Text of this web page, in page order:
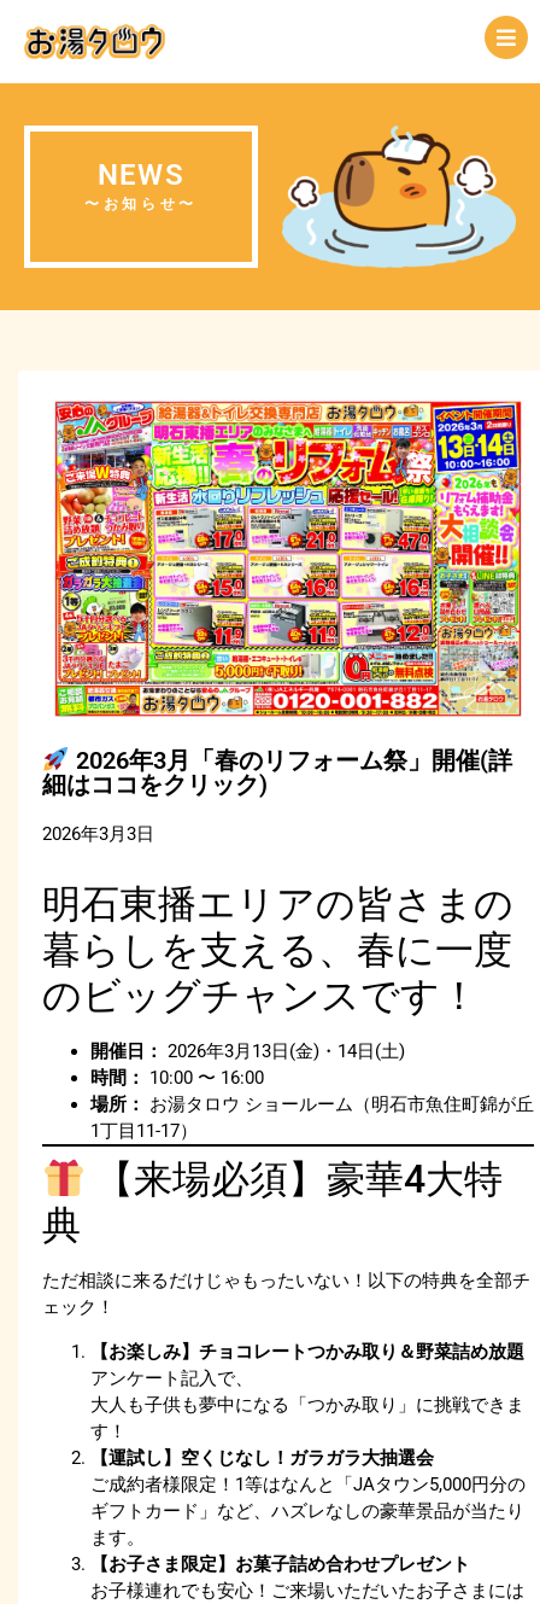
NEWS
〜お知らせ〜
2026年3月「春のリフォーム祭」開催(詳
細はココをクリック)
2026年3月3日
明石東播エリアの皆さまの
暮らしを支える、春に一度
のビッグチャンスです！
開催日： 2026年3月13日(金)・14日(土)
時間：
10:00 〜 16:00
場所：
お湯タロウ ショールーム（明石市魚住町錦が丘
1丁目11-17）
【来場必須】豪華4大特
典
ただ相談に来るだけじゃもったいない！以下の特典を全部チ
ェック！
【お楽しみ】チョコレートつかみ取り＆野菜詰め放題
アンケート記入で、
大人も子供も夢中になる「つかみ取り」に挑戦できま
す！
【運試し】空くじなし！ガラガラ大抽選会
ご成約者様限定！1等はなんと「JAタウン5,000円分の
ギフトカード」など、ハズレなしの豪華景品が当たり
ます。
【お子さま限定】お菓子詰め合わせプレゼント
お子様連れでも安心！ご来場いただいたお子さまには